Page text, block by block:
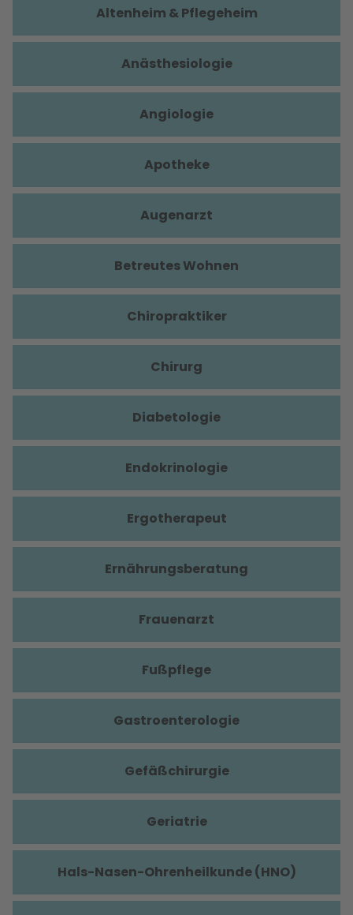
Altenheim & Pflegeheim
Anästhesiologie
Angiologie
Apotheke
Augenarzt
Betreutes Wohnen
Chiropraktiker
Chirurg
Diabetologie
Endokrinologie
Ergotherapeut
Ernährungsberatung
Frauenarzt
Fußpflege
Gastroenterologie
Gefäßchirurgie
Geriatrie
Hals-Nasen-Ohrenheilkunde (HNO)